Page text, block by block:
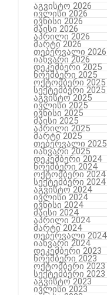
აგვისტო 2026
ივლისი 2026
ივნისი 2026
მაისი 2026
აპრილი 2026
მარტი 2026
თებერვალი 2026
იანვარი 2026
დეკემბერი 2025
ნოემბერი 2025
ოქტომბერი 2025
სექტემბერი 2025
აგვისტო 2025
ივლისი 2025
ივნისი 2025
მაისი 2025
აპრილი 2025
მარტი 2025
თებერვალი 2025
იანვარი 2025
დეკემბერი 2024
ნოემბერი 2024
ოქტომბერი 2024
სექტემბერი 2024
აგვისტო 2024
ივლისი 2024
ივნისი 2024
მაისი 2024
აპრილი 2024
მარტი 2024
თებერვალი 2024
იანვარი 2024
დეკემბერი 2023
ნოემბერი 2023
ოქტომბერი 2023
სექტემბერი 2023
აგვისტო 2023
ივლისი 2023